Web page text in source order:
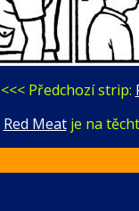
<<< Předchozí strip:
Red Meatje na